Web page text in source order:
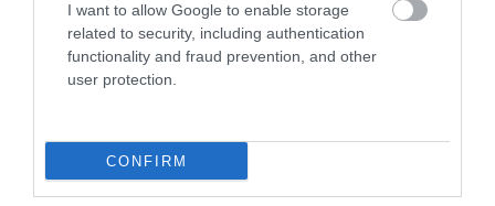
I want to allow Google to enable storage
related to security, including authentication
functionality and fraud prevention, and other
user protection.
CONFIRM
•Πυκνότητα : 532.000κόµποι/m² (+/-5%)
•Συνολικό βάρος: 2.050gr/m (+/-5%)
Στις επιθυµητές διαστάσεις η κοπή γίνεται σε τυχαίο
σηµείο και το τελικό σχέδιο και οι αναλογίες αυτού